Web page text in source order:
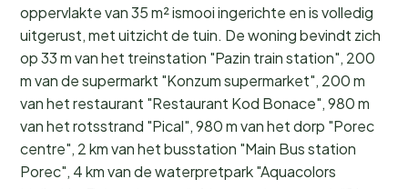
oppervlakte van 35 m² ismooi ingerichte en is volledig
uitgerust, met uitzicht de tuin. De woning bevindt zich
op 33 m van het treinstation "Pazin train station", 200
m van de supermarkt "Konzum supermarket", 200 m
van het restaurant "Restaurant Kod Bonace", 980 m
van het rotsstrand "Pical", 980 m van het dorp "Porec
centre", 2 km van het busstation "Main Bus station
Porec", 4 km van de waterpretpark "Aquacolors